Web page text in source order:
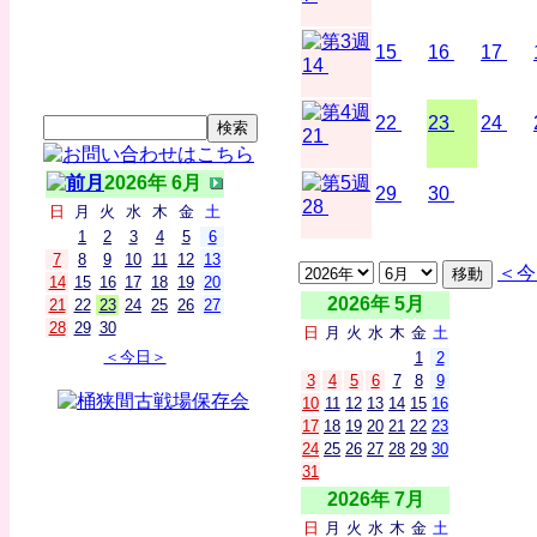
2026年 6月
日 月 火 水 木 金
土
1
2 3 4 5
6
7
8 9 10 11 12 13
14 15 16 17 18 19 20
21 22 23 24 25 26 27
28 29 30
＜今日＞
14
15 16 17
21
22 23 24
28
29 30
＜
2026年 5月
日 月 火 水 木 金 土
1
2
3
4 5 6 7 8
9
10 11 12 13 14 15 16
17 18 19 20 21 22 23
24 25 26 27 28 29 30
31
2026年 7月
日 月 火 水 木 金 土